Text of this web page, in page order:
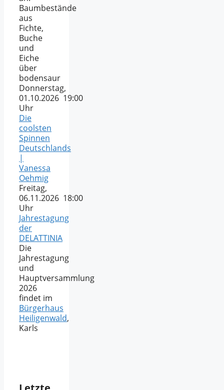
Baumbestände
aus
Fichte,
Buche
und
Eiche
über
bodensaur
Donnerstag,
01.10.2026 19:00
Uhr
Die
coolsten
Spinnen
Deutschlands
|
Vanessa
Oehmig
Freitag,
06.11.2026 18:00
Uhr
Jahrestagung
der
DELATTINIA
Die
Jahrestagung
und
Hauptversammlung
2026
findet im
Bürgerhaus
Heiligenwald,
Karls